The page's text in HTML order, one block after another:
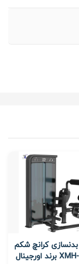
کرانچ شکم
مدل XMH-010 برند اورجینال